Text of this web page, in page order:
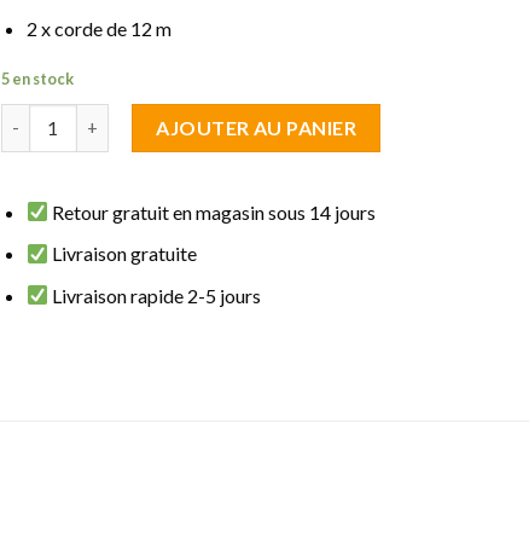
2 x corde de 12 m
5 en stock
AJOUTER AU PANIER
Retour gratuit en magasin sous 14 jours
Livraison gratuite
Livraison rapide 2-5 jours